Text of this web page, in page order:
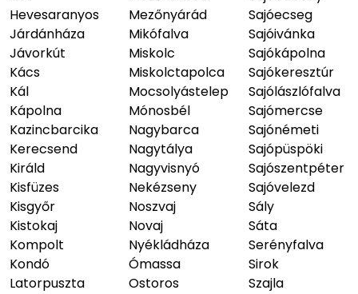
Hevesaranyos
Járdánháza
Jávorkút
Kács
Kál
Kápolna
Kazincbarcika
Kerecsend
Királd
Kisfüzes
Kisgyőr
Kistokaj
Kompolt
Kondó
Latorpuszta
Mezőnyárád
Mikófalva
Miskolc
Miskolctapolca
Mocsolyástelep
Mónosbél
Nagybarca
Nagytálya
Nagyvisnyó
Nekézseny
Noszvaj
Novaj
Nyékládháza
Ómassa
Ostoros
Sajóecseg
Sajóivánka
Sajókápolna
Sajókeresztúr
Sajólászlófalva
Sajómercse
Sajónémeti
Sajópüspöki
Sajószentpéter
Sajóvelezd
Sály
Sáta
Serényfalva
Sirok
Szajla